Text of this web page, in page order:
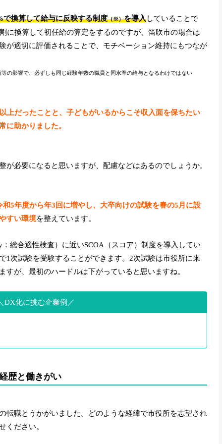
換算して給与に反映する制度（※）を導入していることで
に換算して初任給の算定をするのですが、笛吹市の場合は
が適切に評価されることで、モチベーション維持にもつなが
の影響で、必ずしも同じ経験年数の職員と同水準の給与となるわけではない
上だったことと、子どもがいるからこそ収入面を保ちたい
に助かりました。
必要になると思いますが、配慮などはあるのでしょうか。
5年度から年3回に増やし、大卒向けの試験を春の5月に設
すい環境を整えています。
：総合適性検査）に近いSCOA（スコア）制度を導入してい
1次試験を受験することができます。2次試験は市役所に来
が、最初のハードルは下がっていると思いますね。
DX化に挑む企業例
歴と働きがい
転職とうかがいました。どのような経緯で市役所を志望され
ください。